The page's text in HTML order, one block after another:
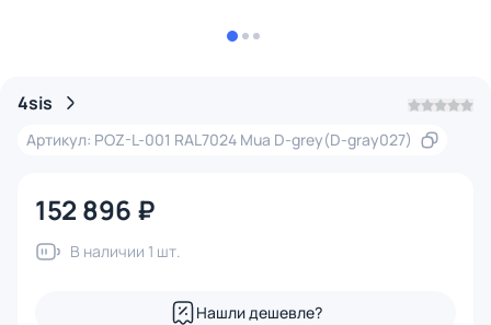
4sis
Артикул: POZ-L-001 RAL7024 Mua D-grey(D-gray027)
152 896 ₽
В наличии 1 шт.
Нашли дешевле?